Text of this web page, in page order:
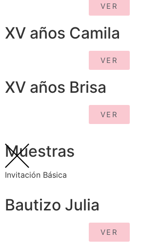
VER
XV años Camila
VER
XV años Brisa
VER
Muestras
Invitación Básica
Bautizo Julia
VER